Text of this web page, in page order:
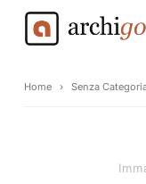
contentHome › Senza